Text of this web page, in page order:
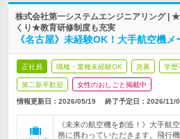
株式会社第一システムエンジニアリング |
くり★教育研修制度も充実
《名古屋》未経験OK！大手航空機メ
正社員 職種・業種未経験OK 急募 学歴
第二新卒歓迎 女性のおしごと掲載中
情報更新日：2026/05/19 終了予定日： 2026/11/
《未来の航空機を創造！》大手航
務に携わっていただきます。飛行